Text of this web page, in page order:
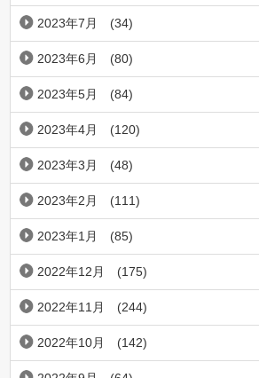
2023年7月 (34)
2023年6月 (80)
2023年5月 (84)
2023年4月 (120)
2023年3月 (48)
2023年2月 (111)
2023年1月 (85)
2022年12月 (175)
2022年11月 (244)
2022年10月 (142)